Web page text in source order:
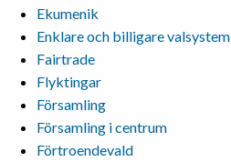
Ekumenik
Enklare och billigare valsystem
Fairtrade
Flyktingar
Församling
Församling i centrum
Förtroendevald